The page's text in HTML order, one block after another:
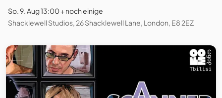
So. 9. Aug 13:00 + noch einige
Shacklewell Studios, 26 Shacklewell Lane, London, E8 2EZ